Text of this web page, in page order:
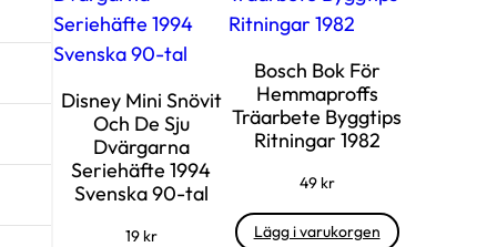
Disney Mini Snövit
Och De Sju
Dvärgarna
Seriehäfte 1994
Svenska 90-tal
19 kr
Bosch Bok För
Hemmaproffs
Träarbete Byggtips
Ritningar 1982
49 kr
Lägg i varukorgen